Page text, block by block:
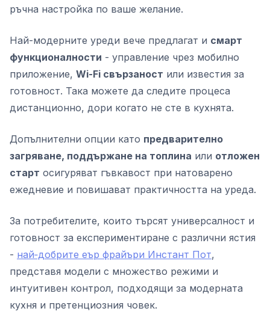
ръчна настройка по ваше желание.
Най-модерните уреди вече предлагат и смарт
функционалности - управление чрез мобилно
приложение, Wi-Fi свързаност или известия за
готовност. Така можете да следите процеса
дистанционно, дори когато не сте в кухнята.
Допълнителни опции като предварително
загряване, поддържане на топлина или отложен
старт осигуряват гъвкавост при натоварено
ежедневие и повишават практичността на уреда.
За потребителите, които търсят универсалност и
готовност за експериментиране с различни ястия
- най‑добрите еър фрайъри Инстант Пот,
представя модели с множество режими и
интуитивен контрол, подходящи за модерната
кухня и претенциозния човек.